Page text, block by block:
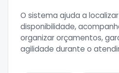
O sistema ajuda a
disponibilidade,
organizar orçamentos,
agilidade durante o